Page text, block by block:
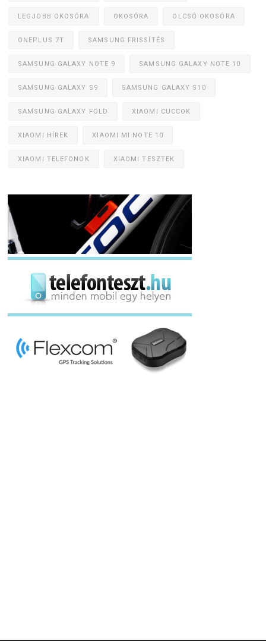
LEGJOBB OKOSÓRA OKOSÓRA OLCSÓ OKOSÓRA
ONEPLUS 7T SAMSUNG FRISSÍTÉS
SAMSUNG GALAXY NOTE 9 SAMSUNG GALAXY NOTE 10
SAMSUNG GALAXY S9 SAMSUNG GALAXY S10
SAMSUNG GALAXY FOLD XIAOMI CUCCOK
XIAOMI HÍREK XIAOMI MI NOTE 10
XIAOMI TELEFONOK XIAOMI TESZTEK